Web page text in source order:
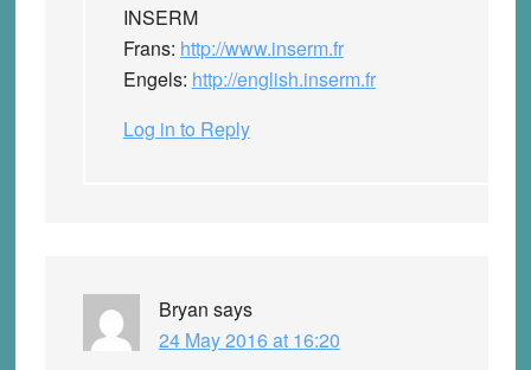
INSERM
Frans: http://www.inserm.fr
Engels: http://english.inserm.fr
Log in to Reply
Bryan says
24 May 2016 at 16:20